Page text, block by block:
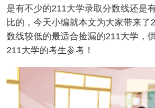
是有不少的211大学录取分数线还是
比的，今天小编就本文为大家带来了
数线较低的最适合捡漏的211大学，
211大学的考生参考！